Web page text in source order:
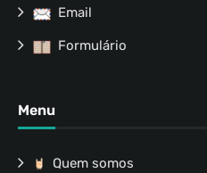
Email
Formulário
Menu
Quem somos